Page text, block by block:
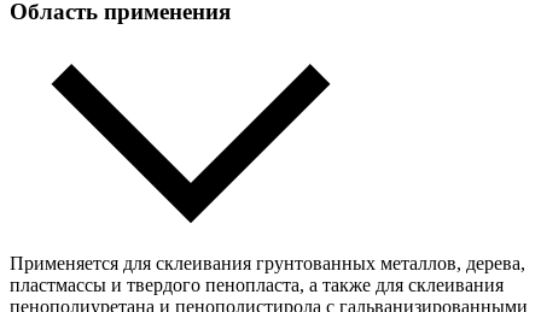
Область применения
Применяется для склеивания грунтованных металлов, дерева,
пластмассы и твердого пенопласта, а также для склеивания
пенополиуретана и пенополистирола с гальванизированными